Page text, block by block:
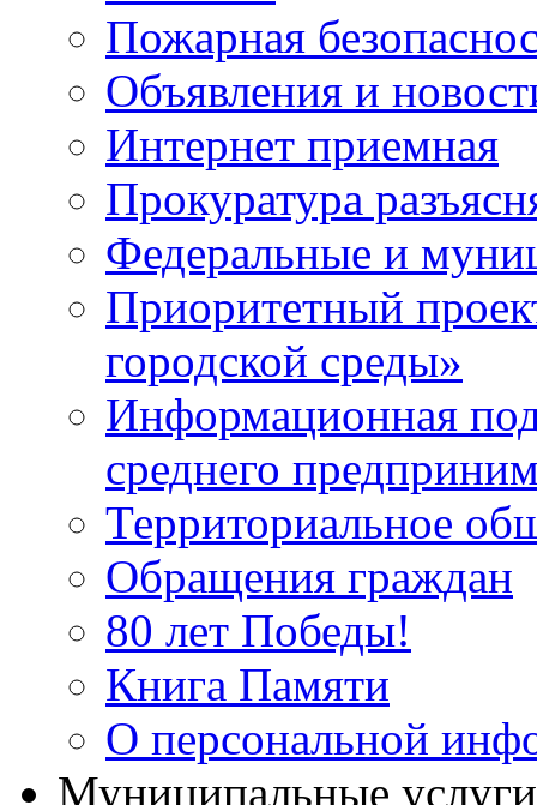
Пожарная
Объявления и
Интернет приемная
Прокуратура
Федеральные и
Приоритетный
городской среды»
Информационная
среднего
Территориальное
Обращения граждан
80 лет Победы!
Книга Памяти
О персональной
Муниципальные услуги